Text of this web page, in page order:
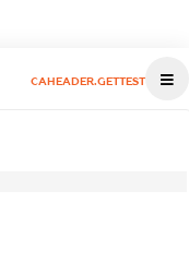
CAHEADER.GETTEST